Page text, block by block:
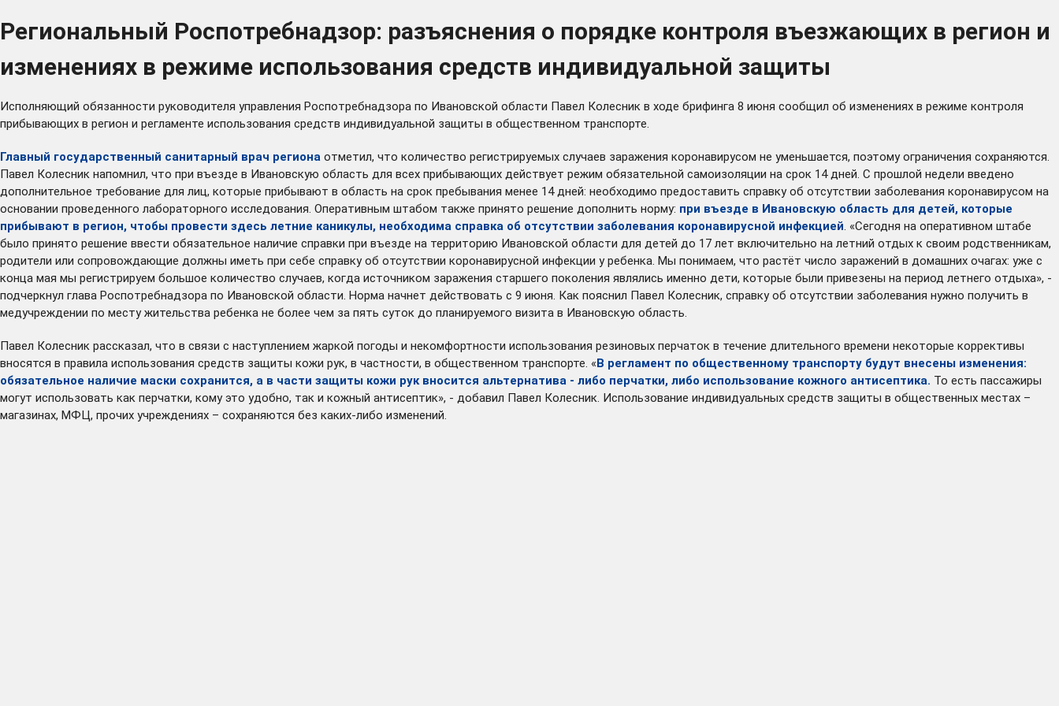
Региональный Роспотребнадзор: разъяснения о порядке контроля въезжающих в регион и
изменениях в режиме использования средств индивидуальной защиты
Исполняющий обязанности руководителя управления Роспотребнадзора по Ивановской области Павел Колесник в ходе брифинга 8 июня сообщил об изменениях в режиме контроля
прибывающих в регион и регламенте использования средств индивидуальной защиты в общественном транспорте.
Главный государственный санитарный врач региона отметил, что количество регистрируемых случаев заражения коронавирусом не уменьшается, поэтому ограничения сохраняются.
Павел Колесник напомнил, что при въезде в Ивановскую область для всех прибывающих действует режим обязательной самоизоляции на срок 14 дней. С прошлой недели введено
дополнительное требование для лиц, которые прибывают в область на срок пребывания менее 14 дней: необходимо предоставить справку об отсутствии заболевания коронавирусом на
основании проведенного лабораторного исследования. Оперативным штабом также принято решение дополнить норму: при въезде в Ивановскую область для детей, которые
прибывают в регион, чтобы провести здесь летние каникулы, необходима справка об отсутствии заболевания коронавирусной инфекцией . «Сегодня на оперативном штабе
было принято решение ввести обязательное наличие справки при въезде на территорию Ивановской области для детей до 17 лет включительно на летний отдых к своим родственникам,
родители или сопровождающие должны иметь при себе справку об отсутствии коронавирусной инфекции у ребенка. Мы понимаем, что растёт число заражений в домашних очагах: уже с
конца мая мы регистрируем большое количество случаев, когда источником заражения старшего поколения являлись именно дети, которые были привезены на период летнего отдыха», -
подчеркнул глава Роспотребнадзора по Ивановской области. Норма начнет действовать с 9 июня. Как пояснил Павел Колесник, справку об отсутствии заболевания нужно получить в
медучреждении по месту жительства ребенка не более чем за пять суток до планируемого визита в Ивановскую область.
Павел Колесник рассказал, что в связи с наступлением жаркой погоды и некомфортности использования резиновых перчаток в течение длительного времени некоторые коррективы
вносятся в правила использования средств защиты кожи рук, в частности, в общественном транспорте. «В регламент по общественному транспорту будут внесены изменения:
обязательное наличие маски сохранится, а в части защиты кожи рук вносится альтернатива - либо перчатки, либо использование кожного антисептика. То есть пассажиры
могут использовать как перчатки, кому это удобно, так и кожный антисептик», - добавил Павел Колесник. Использование индивидуальных средств защиты в общественных местах –
магазинах, МФЦ, прочих учреждениях – сохраняются без каких-либо изменений.